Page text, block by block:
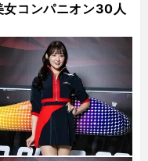
コンパニオン30人